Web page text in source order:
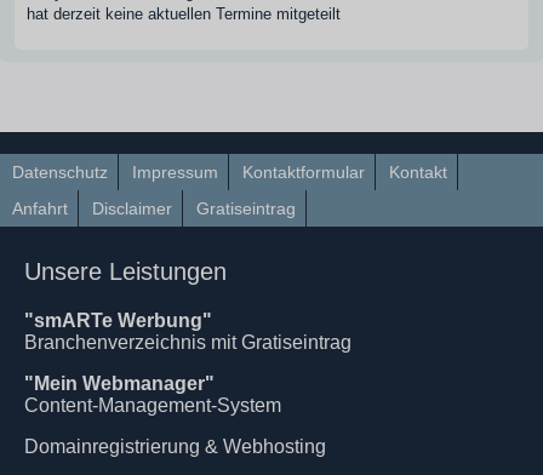
hat derzeit keine aktuellen Termine mitgeteilt
Datenschutz Impressum Kontaktformular
Kontakt
Anfahrt
Disclaimer Gratiseintrag
Unsere Leistungen
"smARTe Werbung"
Branchenverzeichnis mit Gratiseintrag
"Mein Webmanager"
Content-Management-System
Domainregistrierung & Webhosting